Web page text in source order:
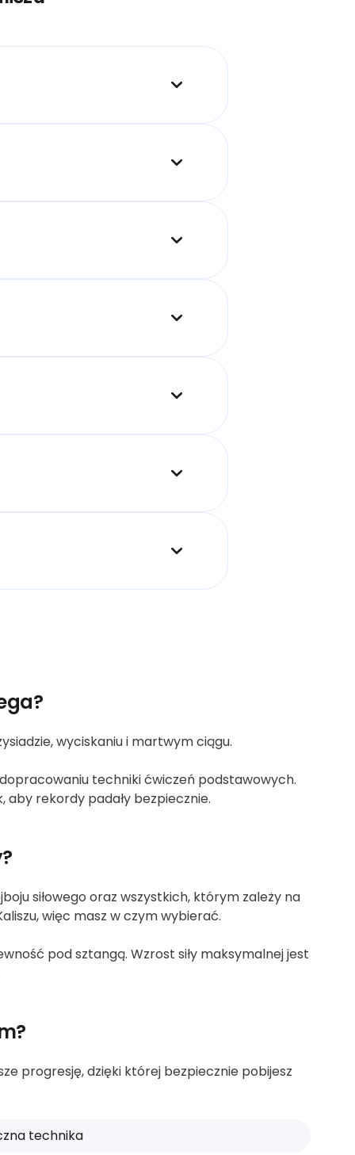
wyciskaniu i martwym ciągu.
techniki ćwiczeń podstawowych.
rekordy padały bezpiecznie.
siłowego oraz wszystkich, którym zależy na
więc masz w czym wybierać.
pod sztangą. Wzrost siły maksymalnej jest
progresję, dzięki której bezpiecznie pobijesz
technika